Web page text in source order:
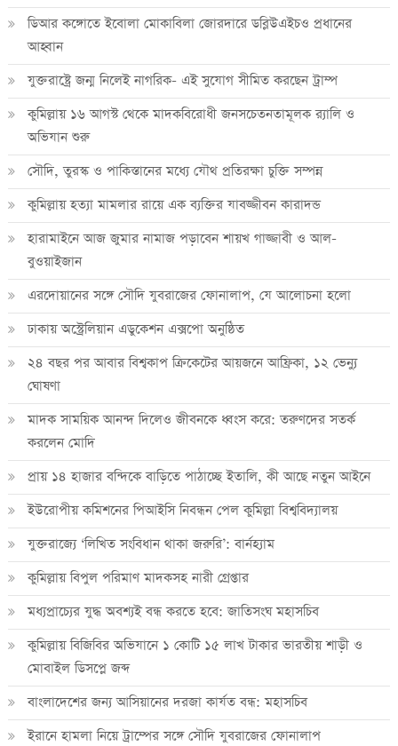
ডিআর কঙ্গোতে ইবোলা মোকাবিলা জোরদারে ডব্লিউএইচও প্রধানের
আহ্বান
যুক্তরাষ্ট্রে জন্ম নিলেই নাগরিক- এই সুযোগ সীমিত করছেন ট্রাম্প
কুমিল্লায় ১৬ আগস্ট থেকে মাদকবিরোধী জনসচেতনতামূলক র‍্যালি ও
অভিযান শুরু
সৌদি, তুরস্ক ও পাকিস্তানের মধ্যে যৌথ প্রতিরক্ষা চুক্তি সম্পন্ন
কুমিল্লায় হত্যা মামলার রায়ে এক ব্যক্তির যাবজ্জীবন কারাদন্ড
হারামাইনে আজ জুমার নামাজ পড়াবেন শায়খ গাজ্জাবী ও আল-
বুওয়াইজান
এরদোয়ানের সঙ্গে সৌদি যুবরাজের ফোনালাপ, যে আলোচনা হলো
ঢাকায় অস্ট্রেলিয়ান এডুকেশন এক্সপো অনুষ্ঠিত
২৪ বছর পর আবার বিশ্বকাপ ক্রিকে‌টের আয়জনে আফ্রিকা, ১২ ভেন্যু
ঘোষণা
মাদক সাময়িক আনন্দ দিলেও জীবনকে ধ্বংস করে: তরুণদের সতর্ক
করলেন মোদি
প্রায় ১৪ হাজার বন্দিকে বাড়িতে পাঠাচ্ছে ইতালি, কী আছে নতুন আইনে
ইউরোপীয় কমিশনের পিআইসি নিবন্ধন পেল কুমিল্লা বিশ্ববিদ্যালয়
যুক্তরাজ্যে ‘লিখিত সংবিধান থাকা জরুরি’: বার্নহ্যাম
কুমিল্লায় বিপুল পরিমাণ মাদকসহ নারী গ্রেপ্তার
মধ্যপ্রাচ্যের যুদ্ধ অবশ্যই বন্ধ করতে হবে: জাতিসংঘ মহাসচিব
কুমিল্লায় বিজিবির অভিযানে ১ কোটি ১৫ লাখ টাকার ভারতীয় শাড়ী ও
মোবাইল ডিসপ্লে জব্দ
বাংলাদেশের জন্য আসিয়ানের দরজা কার্যত বন্ধ: মহাসচিব
ইরানে হামলা নিয়ে ট্রাম্পের সঙ্গে সৌদি যুবরাজের ফোনালাপ